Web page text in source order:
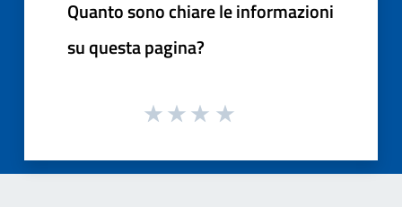
Quanto sono chiare le informazioni
su questa pagina?